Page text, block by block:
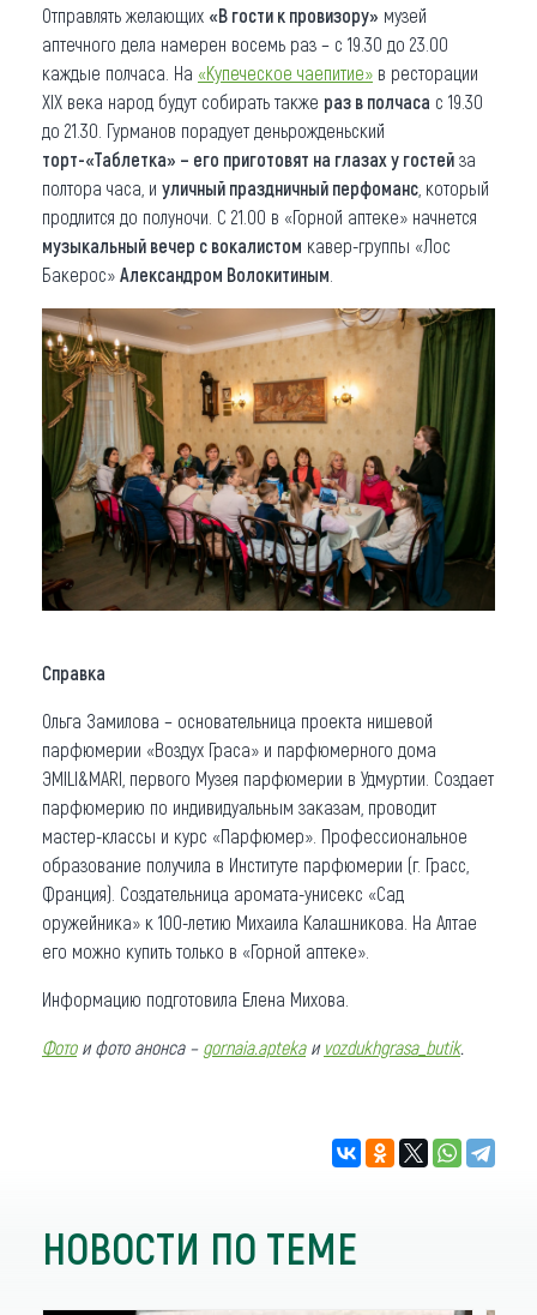
Отправлять желающих «В гости к провизору» музей
аптечного дела намерен восемь раз – с 19.30 до 23.00
каждые полчаса. На «Купеческое чаепитие» в ресторации
XIX века народ будут собирать также раз в полчаса с 19.30
до 21.30. Гурманов порадует деньрожденьский
торт-«Таблетка» – его приготовят на глазах у гостей за
полтора часа, и уличный праздничный перфоманс , который
продлится до полуночи. С 21.00 в «Горной аптеке» начнется
музыкальный вечер с вокалистом кавер-группы «Лос
Бакерос» Александром Волокитиным
Справка
Ольга Замилова – основательница проекта нишевой
парфюмерии «Воздух Граса» и парфюмерного дома
ЭMILI&MARI, первого Музея парфюмерии в Удмуртии. Создает
парфюмерию по индивидуальным заказам, проводит
мастер-классы и курс «Парфюмер». Профессиональное
образование получила в Институте парфюмерии (г. Грасс,
Франция). Создательница аромата-унисекс «Сад
оружейника» к 100-летию Михаила Калашникова. На Алтае
его можно купить только в «Горной аптеке».
Информацию подготовила Елена Михова.
Фотои фото анонса – gornaia.aptekaи vozdukhgrasa_butik.
НОВОСТИ ПО ТЕМЕ